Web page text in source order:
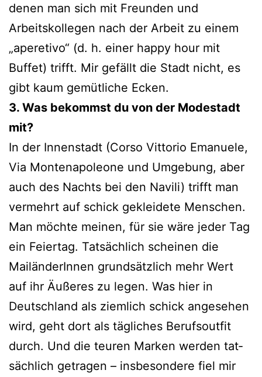
denen man sich mit Freunden und
Arbeitskollegen nach der Arbeit zu einem
„ape­re­tivo“ (d. h. einer hap­py hour mit
Buffet) trifft. Mir gefällt die Stadt nicht, es
gibt kaum gemüt­li­che Ecken.
3. Was bekommst du von der Modestadt
mit?
In der Innenstadt (Corso Vittorio Emanuele,
Via Montenapoleone und Umgebung, aber
auch des Nachts bei den Navili) trifft man
ver­mehrt auf schick geklei­de­te Menschen.
Man möch­te mei­nen, für sie wäre jeder Tag
ein Feiertag. Tatsächlich schei­nen die
MailänderInnen grund­sätz­lich mehr Wert
auf ihr Äußeres zu legen. Was hier in
Deutschland als ziem­lich schick ange­se­hen
wird, geht dort als täg­li­ches Berufsoutfit
durch. Und die teu­ren Marken wer­den tat­
säch­lich getra­gen – ins­be­son­de­re fiel mir